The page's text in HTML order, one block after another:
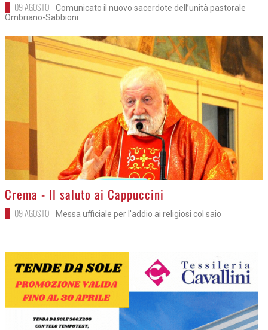
09 AGOSTO
Comunicato il nuovo sacerdote dell’unità pastorale
Ombriano-Sabbioni
>
Crema - Il saluto ai Cappuccini
09 AGOSTO Messa ufficiale per l'addio ai religiosi col saio